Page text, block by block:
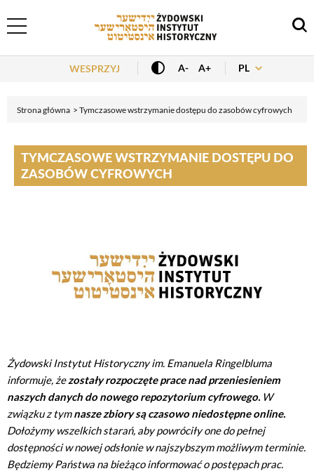
Header Menu
WESPRZYJ A- A+ PL
Strona główna Tymczasowe wstrzymanie dostępu do zasobów cyfrowych
TYMCZASOWE WSTRZYMANIE DOSTĘPU DO
ZASOBÓW CYFROWYCH
Żydowski Instytut Historyczny im. Emanuela Ringelbluma
informuje, żezostały rozpoczęte prace nad przeniesieniem
naszych danych do nowego repozytorium cyfrowego. W
związku z tymnasze zbiory są czasowo niedostępne online.
Dołożymy wszelkich starań, aby powróciły one do pełnej
dostępności w nowej odsłonie w najszybszym możliwym terminie.
Będziemy Państwa na bieżąco informować o postępach prac.